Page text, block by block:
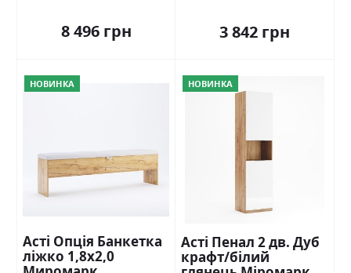
8 496 грн 3 842 грн
НОВИНКА
Асті Опція Банкетка
ліжко 1,8х2,0
НОВИНКА
Асті Пенал 2 дв. Дуб
крафт/білий